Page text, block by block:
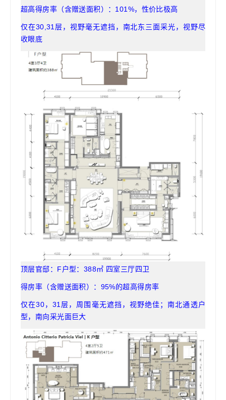
超高得房率（含赠送面积）：101%，性价比极高
仅在30,31层，视野毫无遮挡，南北东三面采光，视野尽
收眼底
顶层官邸：F户型：388㎡ 四室三厅四卫
得房率（含赠送面积）：95%的超高得房率
仅在30，31层，周围毫无遮挡，视野绝佳；南北通透户
型，南向采光面巨大